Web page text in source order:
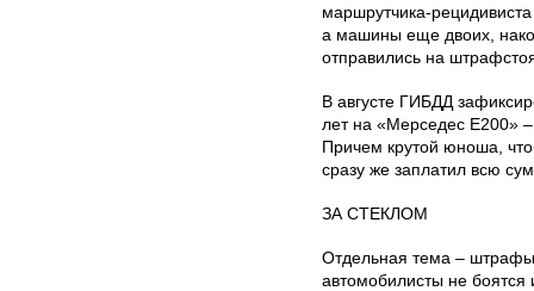
маршрутчика-
а машины еще двоих,
отправились на
В августе ГИБДД
лет на «Мерседес E200»
Причем крутой юноша,
сразу же заплатил всю
ЗА СТЕКЛОМ
Отдельная тема –
автомобилисты не боятся